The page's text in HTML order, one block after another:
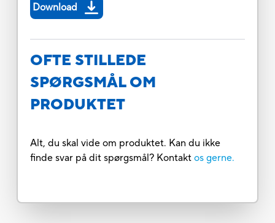
Download
OFTE STILLEDE
SPØRGSMÅL OM
PRODUKTET
Alt, du skal vide om produktet. Kan du ikke
finde svar på dit spørgsmål? Kontakt os gerne.